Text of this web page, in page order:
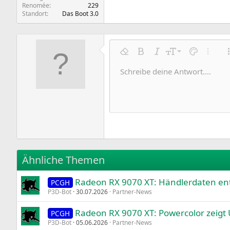
Renomée
229
Standort
Das Boot 3.0
Formatierung entfernen
Fett KursivSchriftgröße
9
10
18
Textfarbe
Schriftfamilie
Arial
Times New Roman
Verdana
Durchgestrichen
Unterstrichen
Inline-Code
Inline-Spoiler
Insert horizontal line
SpoilerCode
Schreibe deine Antwort....
Ähnliche Themen
PCGH Radeon RX 9070 XT: Händlerdaten
P3D-Bot 30.07.2026 Partner-News
PCGH Radeon RX 9070 XT: Powercolor
P3D-Bot 05.06.2026 Partner-News